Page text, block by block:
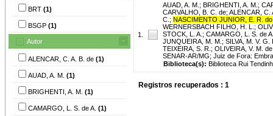
BRT (1)
BSGP (1)
Autor
ALENCAR, C. A. B. de (1)
AUAD, A. M. (1)
BRIGHENTI, A. M. (1)
CAMARGO, L. S. de A. (1)
1.
AUAD, A. M. ; BRIGHENTI, A. M. ;
CARVALHO, B. C. de; ALENCAR, C.
C. ; NASCIMENTO JUNIOR, E. R. do
WERNERSBACH FILHO, H. L. ;
STOCK, L. A. ; CAMARGO, L. S. de
JUNQUEIRA, M. M. ; SILVA, M. V. G.
TEIXEIRA, S. R. ; OLIVEIRA, V. M. de
SENAR-AR/MG; Juiz de Fora:
Biblioteca(s): Biblioteca Rui
Registros recuperados : 1